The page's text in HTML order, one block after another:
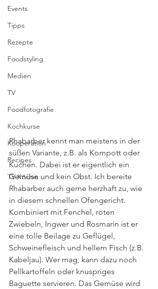
Events
Tipps
Rezepte
Foodstyling
Medien
TV
Foodfotografie
Kochkurse
Kooperation
Recipes
TV-Köchin
Rhabarber kennt man meistens in der
süßen Variante, z.B. als Kompott oder
Kuchen. Dabei ist er eigentlich ein
Gemüse und kein Obst. Ich bereite
Rhabarber auch gerne herzhaft zu, wie
in diesem schnellen Ofengericht.
Kombiniert mit Fenchel, roten
Zwiebeln, Ingwer und Rosmarin ist er
eine tolle Beilage zu Geflügel,
Schweinefleisch und hellem Fisch (z.B.
Kabeljau). Wer mag, kann dazu noch
Pellkartoffeln oder knuspriges
Baguette servieren. Das Gemüse wird